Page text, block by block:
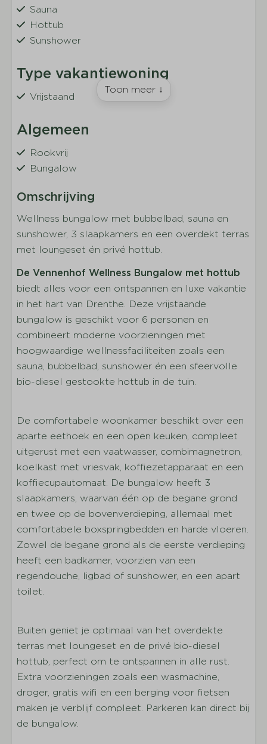
Sauna
Hottub
Sunshower
Type vakantiewoning
Vrijstaand
Algemeen
Rookvrij
Bungalow
Wasdroger
Gratis Wifi
Wonen
Zithoek
Flatscreen TV
Keuken
Compleet ingerichte keuken
Servies
Pannen
Eettafel
Koffiezetapparaat
Waterkoker
Koelkast+vriesvak
Gaskookplaat
Combi magnetron
Vaatwasser
Slapen
Aantal slaapkamers: 3
Aantal éénpersoonsbedden: 6
Inclusief bedlinnen per geboekt persoon
Harde vloeren op de slaapkamers
Boxspringbedden
Televisie op slaapkamer
Sanitair
Toon meer ↓
Omschrijving
Wellness bungalow met bubbelbad, sauna en
sunshower, 3 slaapkamers en een overdekt terras
met loungeset én privé hottub.
De Vennenhof Wellness Bungalow met hottub
biedt alles voor een ontspannen en luxe vakantie
in het hart van Drenthe. Deze vrijstaande
bungalow is geschikt voor 6 personen en
combineert moderne voorzieningen met
hoogwaardige wellnessfaciliteiten zoals een
sauna, bubbelbad, sunshower én een sfeervolle
bio-diesel gestookte hottub in de tuin.
De comfortabele woonkamer beschikt over een
aparte eethoek en een open keuken, compleet
uitgerust met een vaatwasser, combimagnetron,
koelkast met vriesvak, koffiezetapparaat en een
koffiecupautomaat. De bungalow heeft 3
slaapkamers, waarvan één op de begane grond
en twee op de bovenverdieping, allemaal met
comfortabele boxspringbedden en harde vloeren.
Zowel de begane grond als de eerste verdieping
heeft een badkamer, voorzien van een
regendouche, ligbad of sunshower, en een apart
toilet.
Buiten geniet je optimaal van het overdekte
terras met loungeset en de privé bio-diesel
hottub, perfect om te ontspannen in alle rust.
Extra voorzieningen zoals een wasmachine,
droger, gratis wifi en een berging voor fietsen
maken je verblijf compleet. Parkeren kan direct bij
de bungalow.